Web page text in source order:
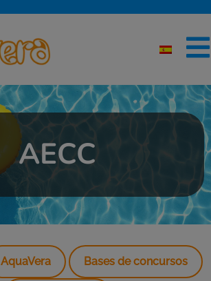
AECC
AquaVera Bases de concursos